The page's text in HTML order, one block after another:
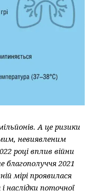
А це ризики
невиявленим
році вплив війни
благополуччя 2021
мірі проявилася
наслідки поточної